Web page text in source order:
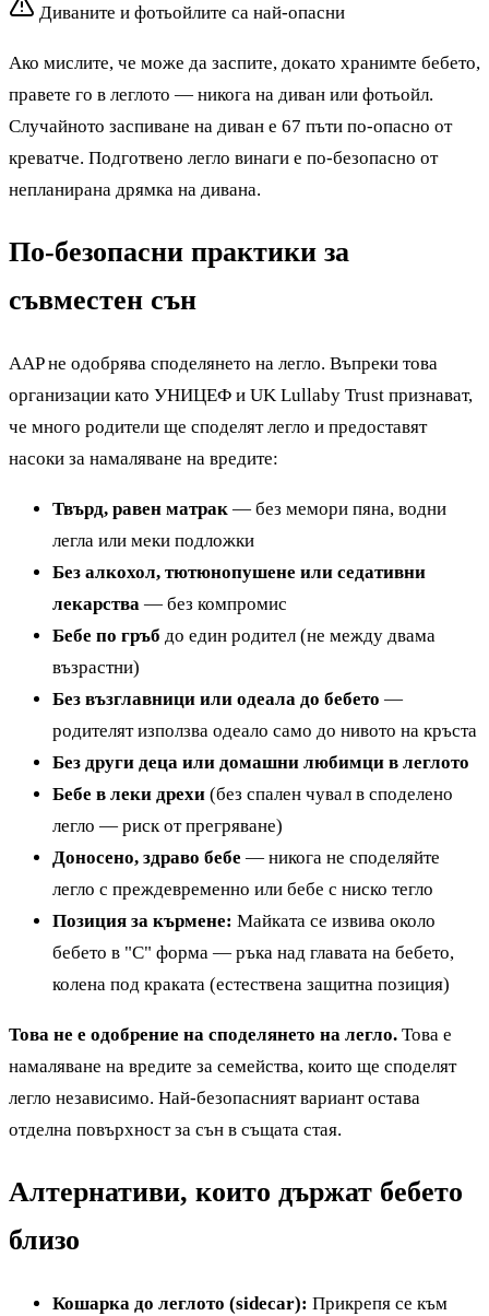
Диваните и фотьойлите са най-опасни
Ако мислите, че може да заспите, докато хранимте бебето,
правете го в леглото — никога на диван или фотьойл.
Случайното заспиване на диван е 67 пъти по-опасно от
креватче. Подготвено легло винаги е по-безопасно от
непланирана дрямка на дивана.
По-безопасни практики за
съвместен сън
AAP не одобрява споделянето на легло. Въпреки това
организации като УНИЦЕФ и UK Lullaby Trust признават,
че много родители ще споделят легло и предоставят
насоки за намаляване на вредите:
Твърд, равен матрак — без мемори пяна, водни
легла или меки подложки
Без алкохол, тютюнопушене или седативни
лекарства — без компромис
Бебе по гръб до един родител (не между двама
възрастни)
Без възглавници или одеала до бебето —
родителят използва одеало само до нивото на кръста
Без други деца или домашни любимци в леглото
Бебе в леки дрехи (без спален чувал в споделено
легло — риск от прегряване)
Доносено, здраво бебе — никога не споделяйте
легло с преждевременно или бебе с ниско тегло
Позиция за кърмене: Майката се извива около
бебето в "С" форма — ръка над главата на бебето,
колена под краката (естествена защитна позиция)
Това не е одобрение на споделянето на легло. Това е
намаляване на вредите за семейства, които ще споделят
легло независимо. Най-безопасният вариант остава
отделна повърхност за сън в същата стая.
Алтернативи, които държат бебето
близо
Кошарка до леглото (sidecar): Прикрепя се към